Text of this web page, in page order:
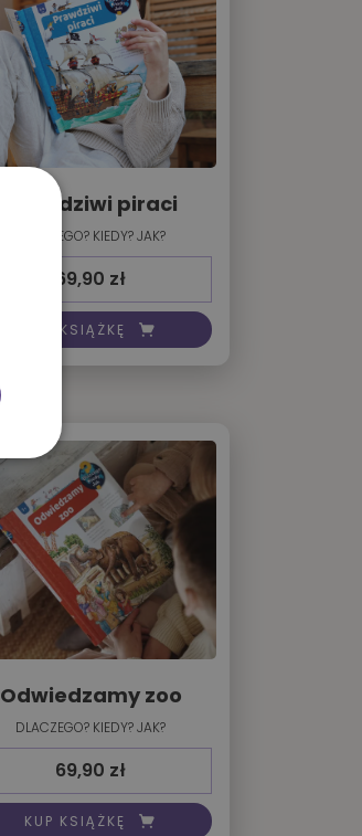
Prawdziwi piraci
DLACZEGO? KIEDY? JAK?
69,90 zł
KUP KSIĄŻKĘ
Odwiedzamy zoo
DLACZEGO? KIEDY? JAK?
69,90 zł
KUP KSIĄŻKĘ